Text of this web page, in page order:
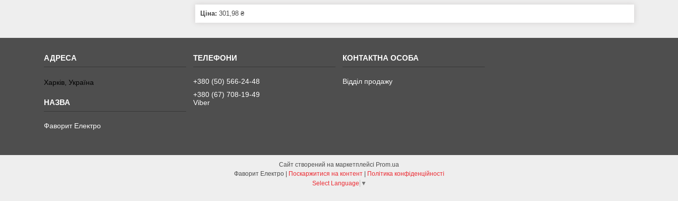
Ціна: 301,98 ₴
Харків, Україна
Фаворит Електро
+380 (50) 566-24-48
+380 (67) 708-19-49
Viber
Відділ продажу
Сайт створений на маркетплейсі Prom.ua
Поскаржитися на контент
Політика конфіденційності
Select Language ▼